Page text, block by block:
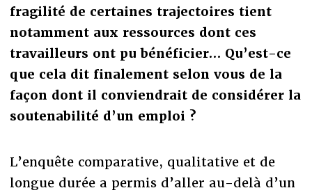
fragilité de certaines trajectoires tient
notamment aux ressources dont ces
travailleurs ont pu bénéficier… Qu’est-ce
que cela dit finalement selon vous de la
façon dont il conviendrait de considérer la
soutenabilité d’un emploi ?
L’enquête comparative, qualitative et de
longue durée a permis d’aller au-delà d’un